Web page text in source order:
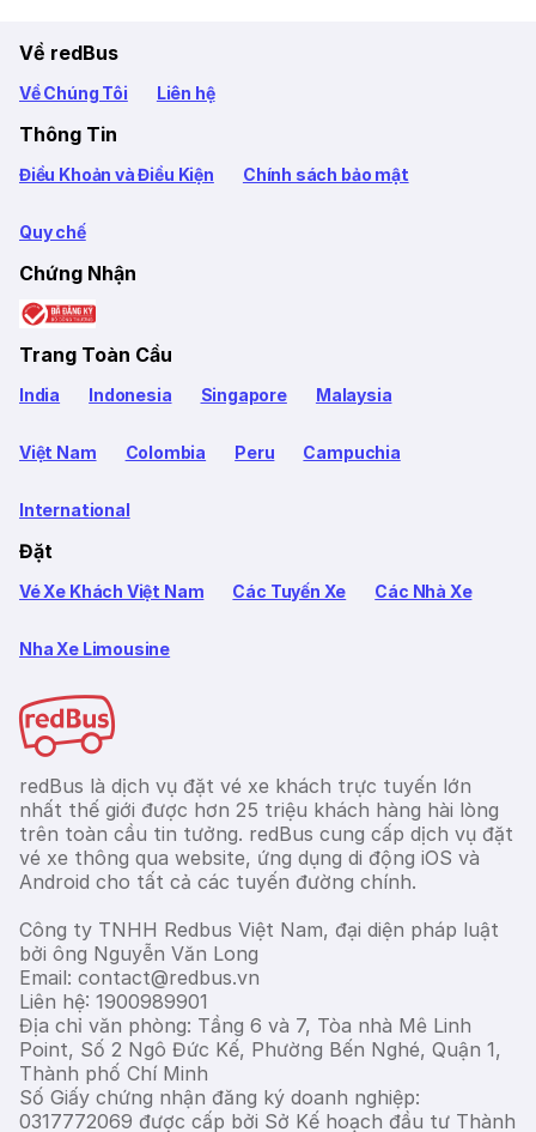
Về redBus
Về Chúng Tôi Liên hệ
Thông Tin
Điều Khoản và Điều Kiện Chính sách bảo mật
Quy chế
Chứng Nhận
Trang Toàn Cầu
India Indonesia Singapore Malaysia
Việt Nam Colombia Peru Campuchia
International
Đặt
Vé Xe Khách Việt Nam Các Tuyến Xe Các Nhà Xe
Nha Xe Limousine
redBus là dịch vụ đặt vé xe khách trực tuyến lớn
nhất thế giới được hơn 25 triệu khách hàng hài lòng
trên toàn cầu tin tưởng. redBus cung cấp dịch vụ đặt
vé xe thông qua website, ứng dụng di động iOS và
Android cho tất cả các tuyến đường chính.
Công ty TNHH Redbus Việt Nam, đại diện pháp luật
bởi ông Nguyễn Văn Long
Email: contact@redbus.vn
Liên hệ: 1900989901
Địa chỉ văn phòng: Tầng 6 và 7, Tòa nhà Mê Linh
Point, Số 2 Ngô Đức Kế, Phường Bến Nghé, Quận 1,
Thành phố Chí Minh
Số Giấy chứng nhận đăng ký doanh nghiệp:
0317772069 được cấp bởi Sở Kế hoạch đầu tư Thành